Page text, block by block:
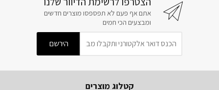
אתם אף פעם לא תפספסו מוצרים חדשים
ומבצעים הכי חמים
קטלוג מוצרים